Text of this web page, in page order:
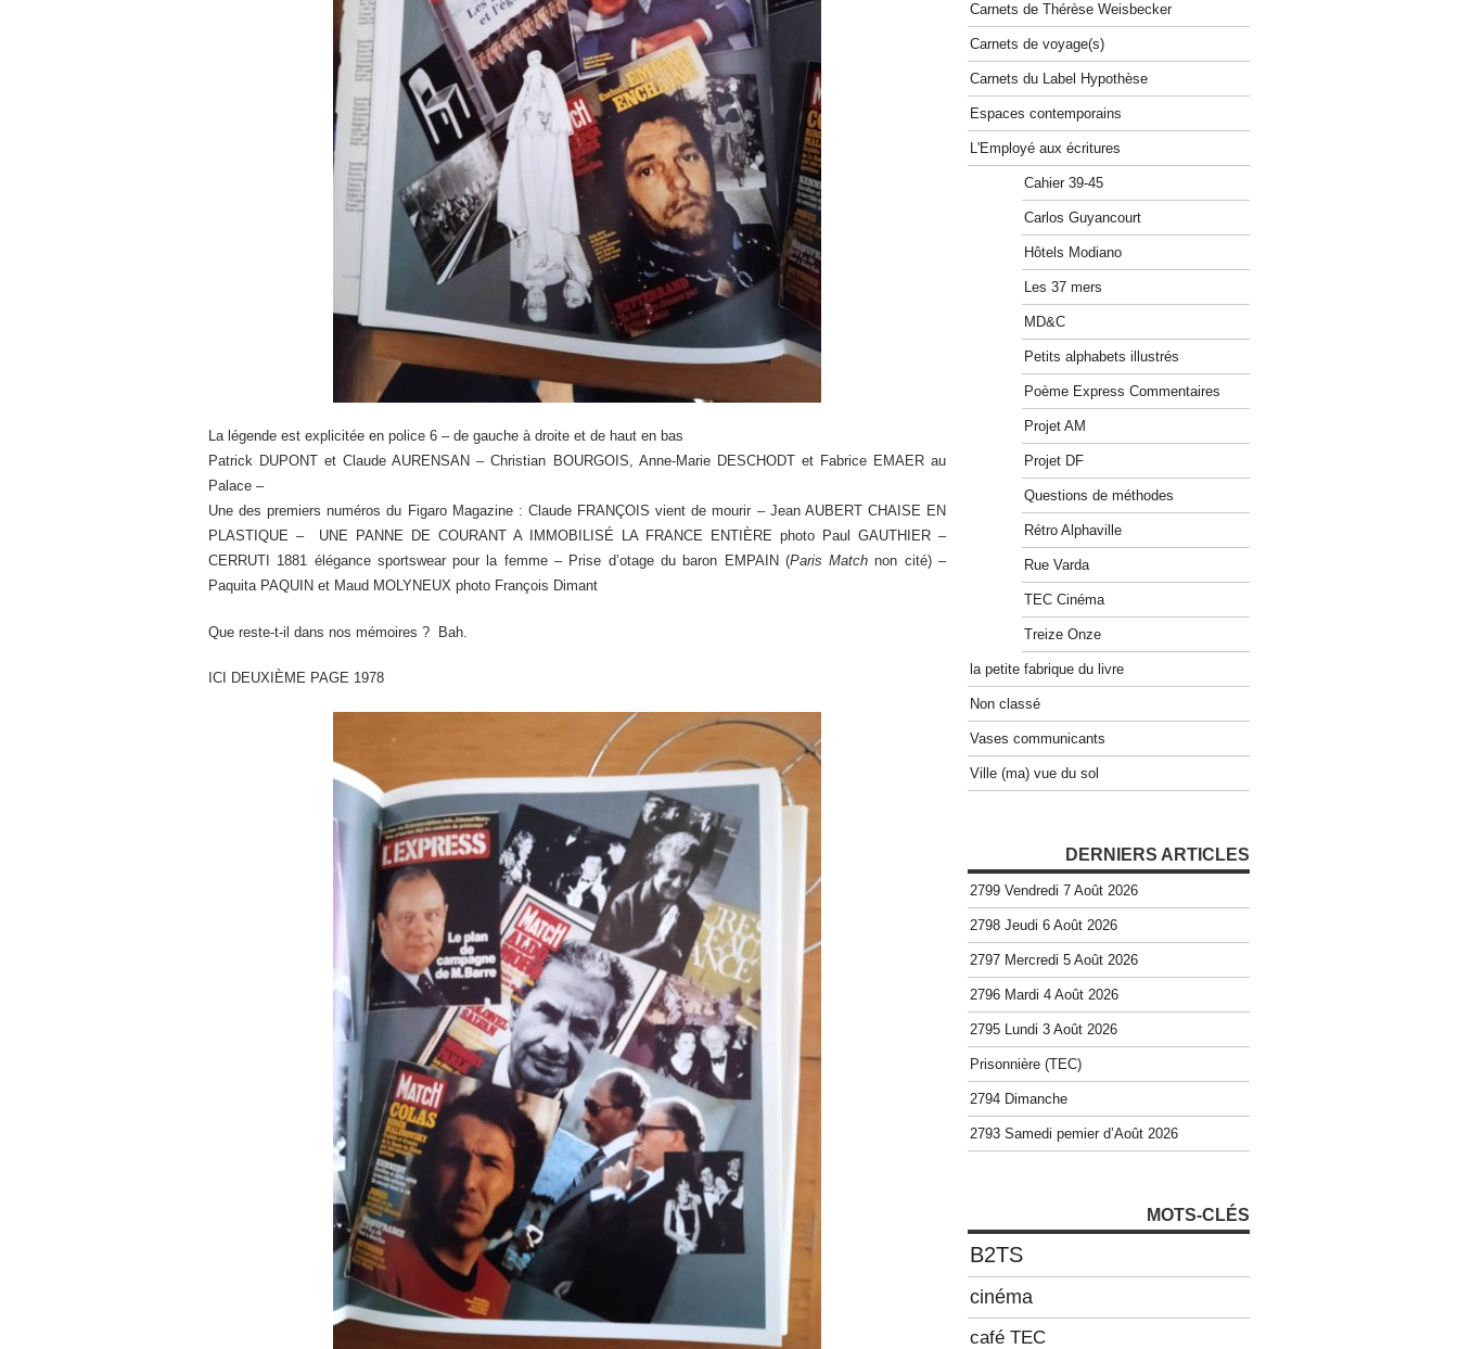
La légende est explicitée en police 6 – de gauche à droite et de haut en bas
Patrick DUPONT et Claude AURENSAN – Christian BOURGOIS, Anne-Marie DESCHODT et Fabrice EMAER au
Palace –
Une des premiers numéros du Figaro Magazine : Claude FRANÇOIS vient de mourir – Jean AUBERT CHAISE EN
PLASTIQUE – UNE PANNE DE COURANT A IMMOBILISÉ LA FRANCE ENTIÈRE photo Paul GAUTHIER –
CERRUTI 1881 élégance sportswear pour la femme – Prise d’otage du baron EMPAIN (Paris Match non cité) –
Paquita PAQUIN et Maud MOLYNEUX photo François Dimant
Que reste-t-il dans nos mémoires ? Bah.
ICI DEUXIÈME PAGE 1978
Carnets de Thérèse Weisbecker
Carnets de voyage(s)
Carnets du Label Hypothèse
Espaces contemporains
L'Employé aux écritures
Cahier 39-45
Carlos Guyancourt
Hôtels Modiano
Les 37 mers
MD&C
Petits alphabets illustrés
Poème Express Commentaires
Projet AM
Projet DF
Questions de méthodes
Rétro Alphaville
Rue Varda
TEC Cinéma
Treize Onze
la petite fabrique du livre
Non classé
Vases communicants
Ville (ma) vue du sol
DERNIERS ARTICLES
2799 Vendredi 7 Août 2026
2798 Jeudi 6 Août 2026
2797 Mercredi 5 Août 2026
2796 Mardi 4 Août 2026
2795 Lundi 3 Août 2026
Prisonnière (TEC)
2794 Dimanche
2793 Samedi pemier d’Août 2026
MOTS-CLÉS
B2TS
cinéma
café TEC